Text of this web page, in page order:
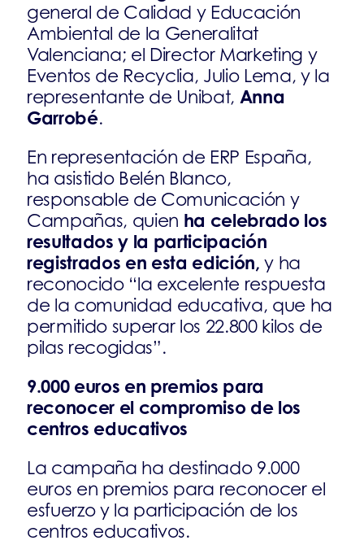
general de Calidad y Educación
Ambiental de la Generalitat
Valenciana; el Director Marketing y
Eventos de Recyclia, Julio Lema, y la
representante de Unibat, Anna
Garrobé.
En representación de ERP España,
ha asistido Belén Blanco,
responsable de Comunicación y
Campañas, quien ha celebrado los
resultados y la participación
registrados en esta edición, y ha
reconocido “la excelente respuesta
de la comunidad educativa, que ha
permitido superar los 22.800 kilos de
pilas recogidas”.
9.000 euros en premios para
reconocer el compromiso de los
centros educativos
La campaña ha destinado 9.000
euros en premios para reconocer el
esfuerzo y la participación de los
centros educativos.